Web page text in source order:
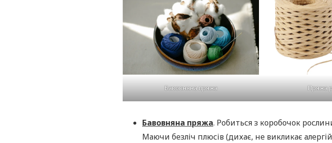
Бавовняна пряжа Пряжа
Бавовняна пряжа. Робиться з коробочок
Маючи безліч плюсів (дихає, не викликає